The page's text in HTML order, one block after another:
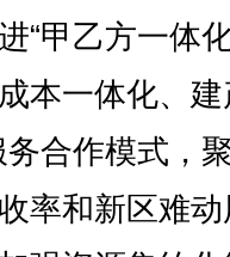
“甲乙方一体
本一体化、
合作模式，
率和新区难